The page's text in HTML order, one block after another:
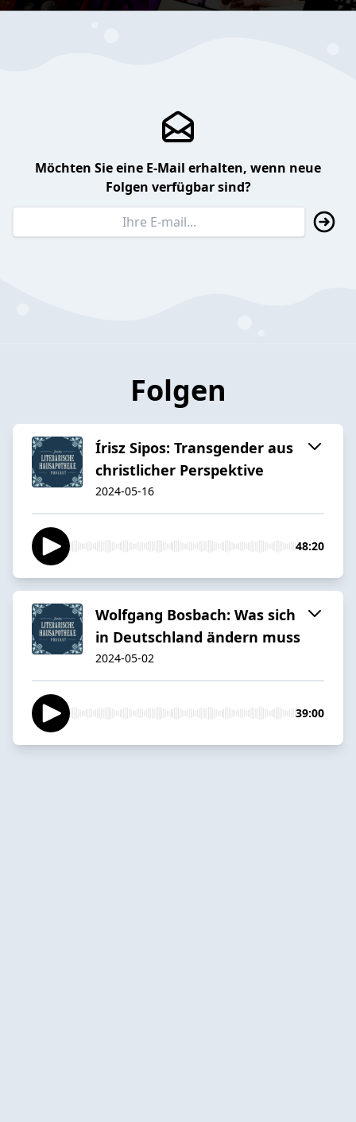
Möchten Sie eine E-Mail erhalten, wenn neue
Folgen verfügbar sind?
Folgen
Írisz Sipos: Transgender aus
christlicher Perspektive
2024-05-16
48:20
Wolfgang Bosbach: Was sich
in Deutschland ändern muss
2024-05-02
39:00